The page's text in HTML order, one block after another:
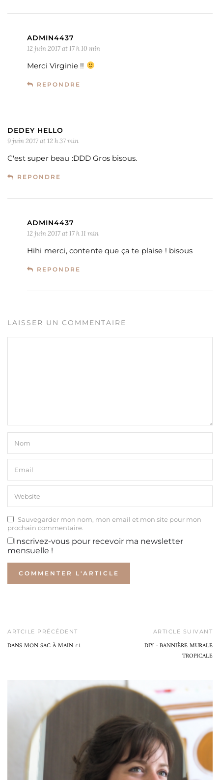
ADMIN4437
12 juin 2017 at 17 h 10 min
Merci Virginie !!
REPONDRE
DEDEY HELLO
9 juin 2017 at 12 h 37 min
C'est super beau :DDD Gros bisous.
REPONDRE
ADMIN4437
12 juin 2017 at 17 h 11 min
Hihi merci, contente que ça te plaise ! bisous
REPONDRE
LAISSER UN COMMENTAIRE
Sauvegarder mon nom, mon email et mon site pour mon
prochain commentaire.
Inscrivez-vous pour recevoir ma newsletter
mensuelle !
ARTCILE PRÉCÉDENT
DANS MON SAC À MAIN #1
ARTICLE SUIVANT
DIY - BANNIÈRE MURALE
TROPICALE